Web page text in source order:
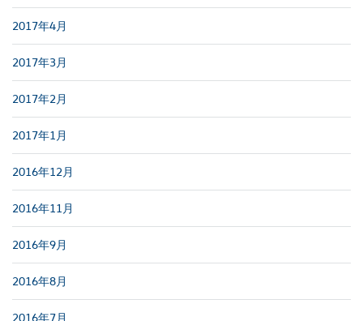
2017年4月
2017年3月
2017年2月
2017年1月
2016年12月
2016年11月
2016年9月
2016年8月
2016年7月